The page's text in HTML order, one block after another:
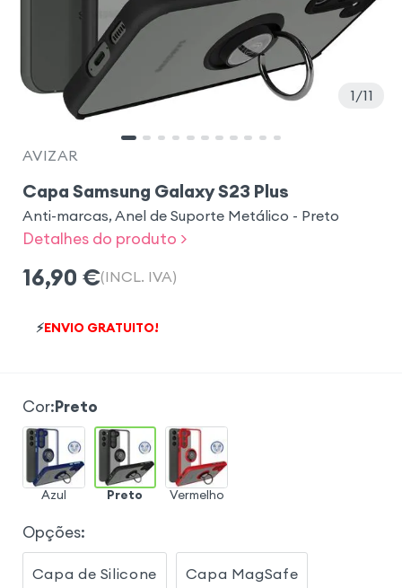
1 11
AVIZAR
Capa Samsung Galaxy S23 Plus
Anti-marcas, Anel de Suporte Metálico - Preto
Detalhes do produto >
16,90 €(INCL. IVA)
⚡ENVIO GRATUITO!
Cor:Preto
Azul Preto Vermelho
Opções:
Capa de Silicone Capa MagSafe